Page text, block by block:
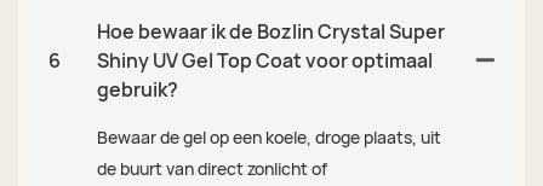
6
Hoe bewaar ik de Bozlin Crystal Super
Shiny UV Gel Top Coat voor optimaal
gebruik?
Bewaar de gel op een koele, droge plaats, uit
de buurt van direct zonlicht of